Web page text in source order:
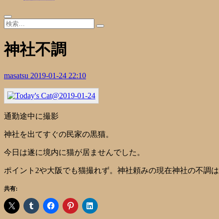
神社不調
masatsu 2019-01-24 22:10
通勤途中に撮影
神社を出てすぐの民家の黒猫。
今日は遂に境内に猫が居ませんでした。
ポイント2や大阪でも猫撮れず。神社頼みの現在神社の不調は
共有: